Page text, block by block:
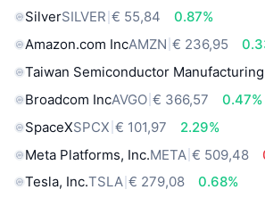
SilverSILVER € 55,84
0.87%
Amazon.com IncAMZN € 236,95
Taiwan Semiconductor
Broadcom IncAVGO € 366,57
0.47%
SpaceXSPCX € 101,97
2.29%
Meta Platforms, Inc.META € 509,48
Tesla, Inc.TSLA € 279,08
0.68%